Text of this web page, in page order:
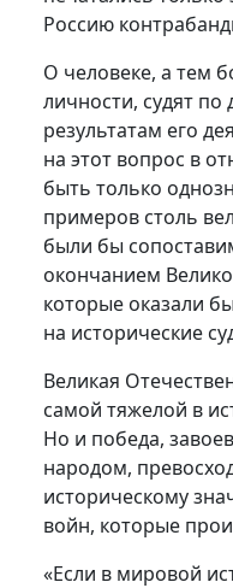
Россию
О человеке, а тем
личности, судят
результатам его
на этот вопрос в
быть только
примеров столь
были бы
окончанием
которые оказали
на исторические
Великая
самой тяжелой в
Но и победа,
народом,
историческому
войн, которые
«Если в мировой